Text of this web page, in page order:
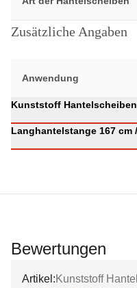
Zusätzliche Angaben
Anwendung
Bewertungen
Artikel: Kunststoff